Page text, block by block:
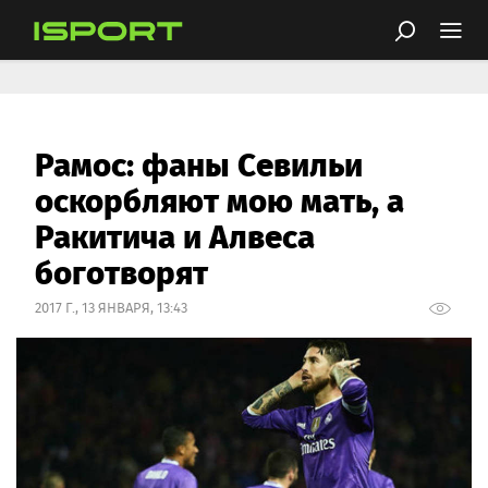
Рамос: фаны Севильи
оскорбляют мою мать, а
Ракитича и Алвеса
боготворят
2017 Г., 13 ЯНВАРЯ, 13:43